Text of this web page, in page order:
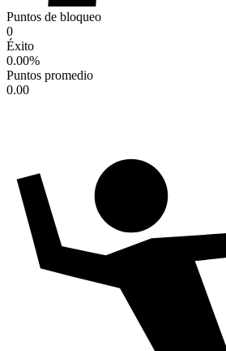
Puntos de bloqueo
0
Éxito
0.00%
Puntos promedio
0.00